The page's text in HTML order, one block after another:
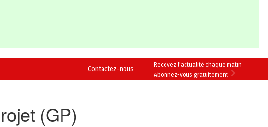
Recevez l'actualité chaque matin
Abonnez-vous gratuitement
Contactez-nous
(GP)